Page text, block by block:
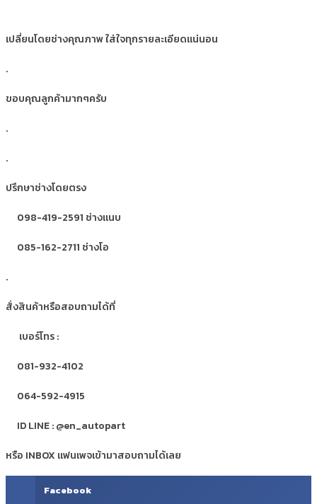
เปลี่ยนโดยช่างคุณภาพ ใส่ใจทุกรายละเอียดแน่นอน
.
ขอบคุณลูกค้ามากๆครับ
.
.
ปรึกษาช่างโดยตรง
098-419-2591 ช่างแนบ
085-162-2711 ช่างโอ
.
สั่งสินค้าหรือสอบถามได้ที่
เบอร์โทร :
081-932-4102
064-592-4915
ID LINE : @en_autopart
หรือ INBOX แฟนเพจเข้ามาสอบถามได้เลย
Facebook